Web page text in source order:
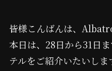
皆様こんばんは、
本日は、28日から31日
テルをご紹介いたいしま